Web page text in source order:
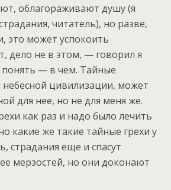
облагораживают душу (я
читатель), но разве,
это может успокоить
дело не в этом, — говорил я
— в чем. Тайные
цивилизации, может
для нее, но не для меня же.
как раз и надо было лечить
какие же такие тайные грехи у
страдания еще и спасут
мерзостей, но они доконают